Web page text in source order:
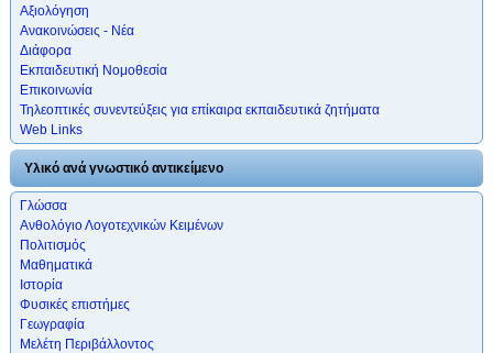
Αξιολόγηση
Ανακοινώσεις - Νέα
Διάφορα
Εκπαιδευτική Νομοθεσία
Επικοινωνία
Τηλεοπτικές συνεντεύξεις για επίκαιρα εκπαιδευτικά ζητήματα
Web Links
Υλικό ανά γνωστικό αντικείμενο
Γλώσσα
Ανθολόγιο Λογοτεχνικών Κειμένων
Πολιτισμός
Μαθηματικά
Ιστορία
Φυσικές επιστήμες
Γεωγραφία
Μελέτη Περιβάλλοντος